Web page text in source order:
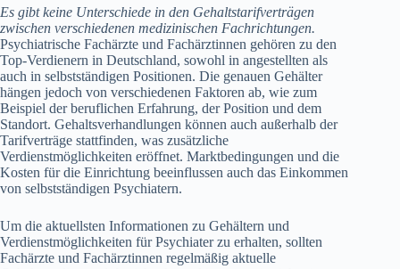
Es gibt keine Unterschiede in den Gehaltstarifverträgen
zwischen verschiedenen medizinischen Fachrichtungen.
Psychiatrische Fachärzte und Fachärztinnen gehören zu den
Top-Verdienern in Deutschland, sowohl in angestellten als
auch in selbstständigen Positionen. Die genauen Gehälter
hängen jedoch von verschiedenen Faktoren ab, wie zum
Beispiel der beruflichen Erfahrung, der Position und dem
Standort. Gehaltsverhandlungen können auch außerhalb der
Tarifverträge stattfinden, was zusätzliche
Verdienstmöglichkeiten eröffnet. Marktbedingungen und die
Kosten für die Einrichtung beeinflussen auch das Einkommen
von selbstständigen Psychiatern.
Um die aktuellsten Informationen zu Gehältern und
Verdienstmöglichkeiten für Psychiater zu erhalten, sollten
Fachärzte und Fachärztinnen regelmäßig aktuelle